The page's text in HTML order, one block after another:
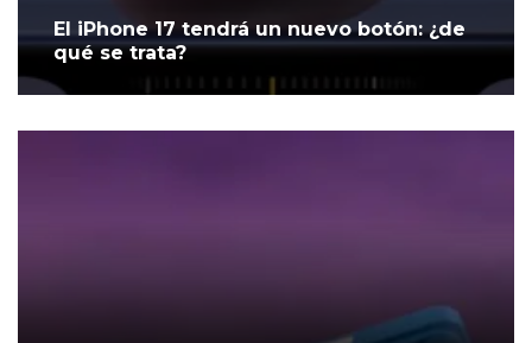
El iPhone 17 tendrá un nuevo botón: ¿de
qué se trata?